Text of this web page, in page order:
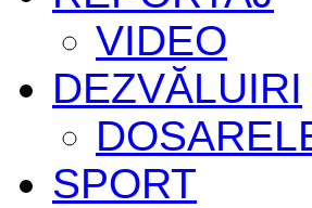
VIDEO
DEZVĂLUIRI
SPORT